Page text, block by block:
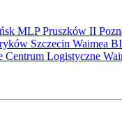
MLP Pruszków II
Szczecin Waimea
Centrum Logistyczne